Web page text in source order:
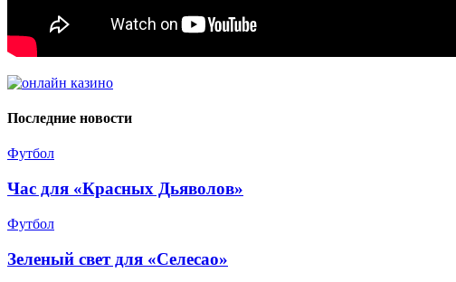
Последние новости
Футбол
Час для «Красных Дьяволов»
Футбол
Зеленый свет для «Селесао»